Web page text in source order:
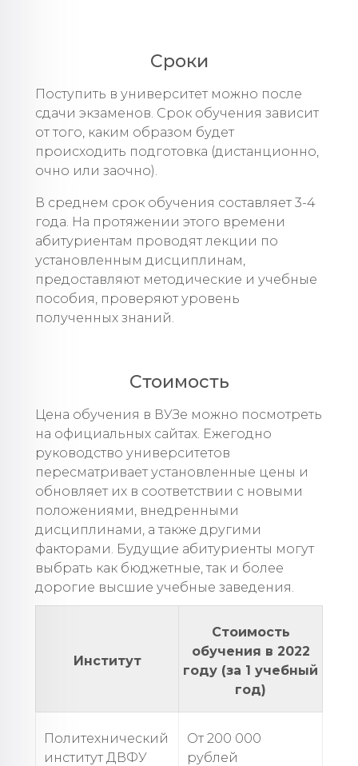
Сроки
Поступить в университет можно после
сдачи экзаменов. Срок обучения зависит
от того, каким образом будет
происходить подготовка (дистанционно,
очно или заочно).
В среднем срок обучения составляет 3-4
года. На протяжении этого времени
абитуриентам проводят лекции по
установленным дисциплинам,
предоставляют методические и учебные
пособия, проверяют уровень
полученных знаний.
Стоимость
Цена обучения в ВУЗе можно посмотреть
на официальных сайтах. Ежегодно
руководство университетов
пересматривает установленные цены и
обновляет их в соответствии с новыми
положениями, внедренными
дисциплинами, а также другими
факторами. Будущие абитуриенты могут
выбрать как бюджетные, так и более
дорогие высшие учебные заведения.
Институт
Стоимость
обучения в 2022
году (за 1 учебный
год)
Политехнический
институт ДВФУ
От 200 000
рублей